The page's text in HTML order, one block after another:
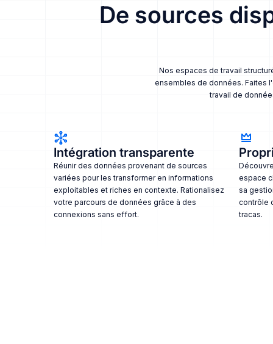
De sources
Nos espaces de travail
ensembles de données. Faites
travail de
Intégration transparente
Réunir des données provenant de sources
variées pour les transformer en informations
exploitables et riches en contexte. Rationalisez
votre parcours de données grâce à des
connexions sans effort.
espace
sa
contrôle
tracas.